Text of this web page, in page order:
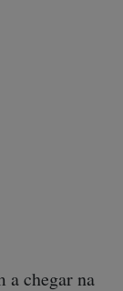
a chegar na